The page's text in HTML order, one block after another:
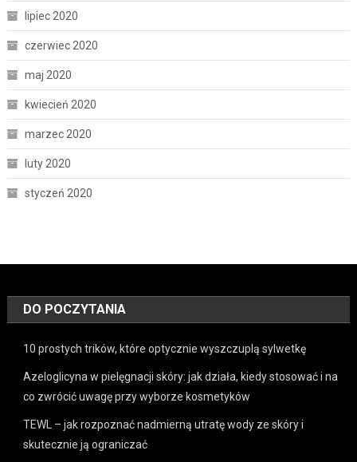
lipiec 2020
czerwiec 2020
maj 2020
kwiecień 2020
marzec 2020
luty 2020
styczeń 2020
DO POCZYTANIA
10 prostych trików, które optycznie wyszczuplą sylwetkę
Azeloglicyna w pielęgnacji skóry: jak działa, kiedy stosować i na
co zwrócić uwagę przy wyborze kosmetyków
TEWL – jak rozpoznać nadmierną utratę wody ze skóry i
skutecznie ją ograniczać